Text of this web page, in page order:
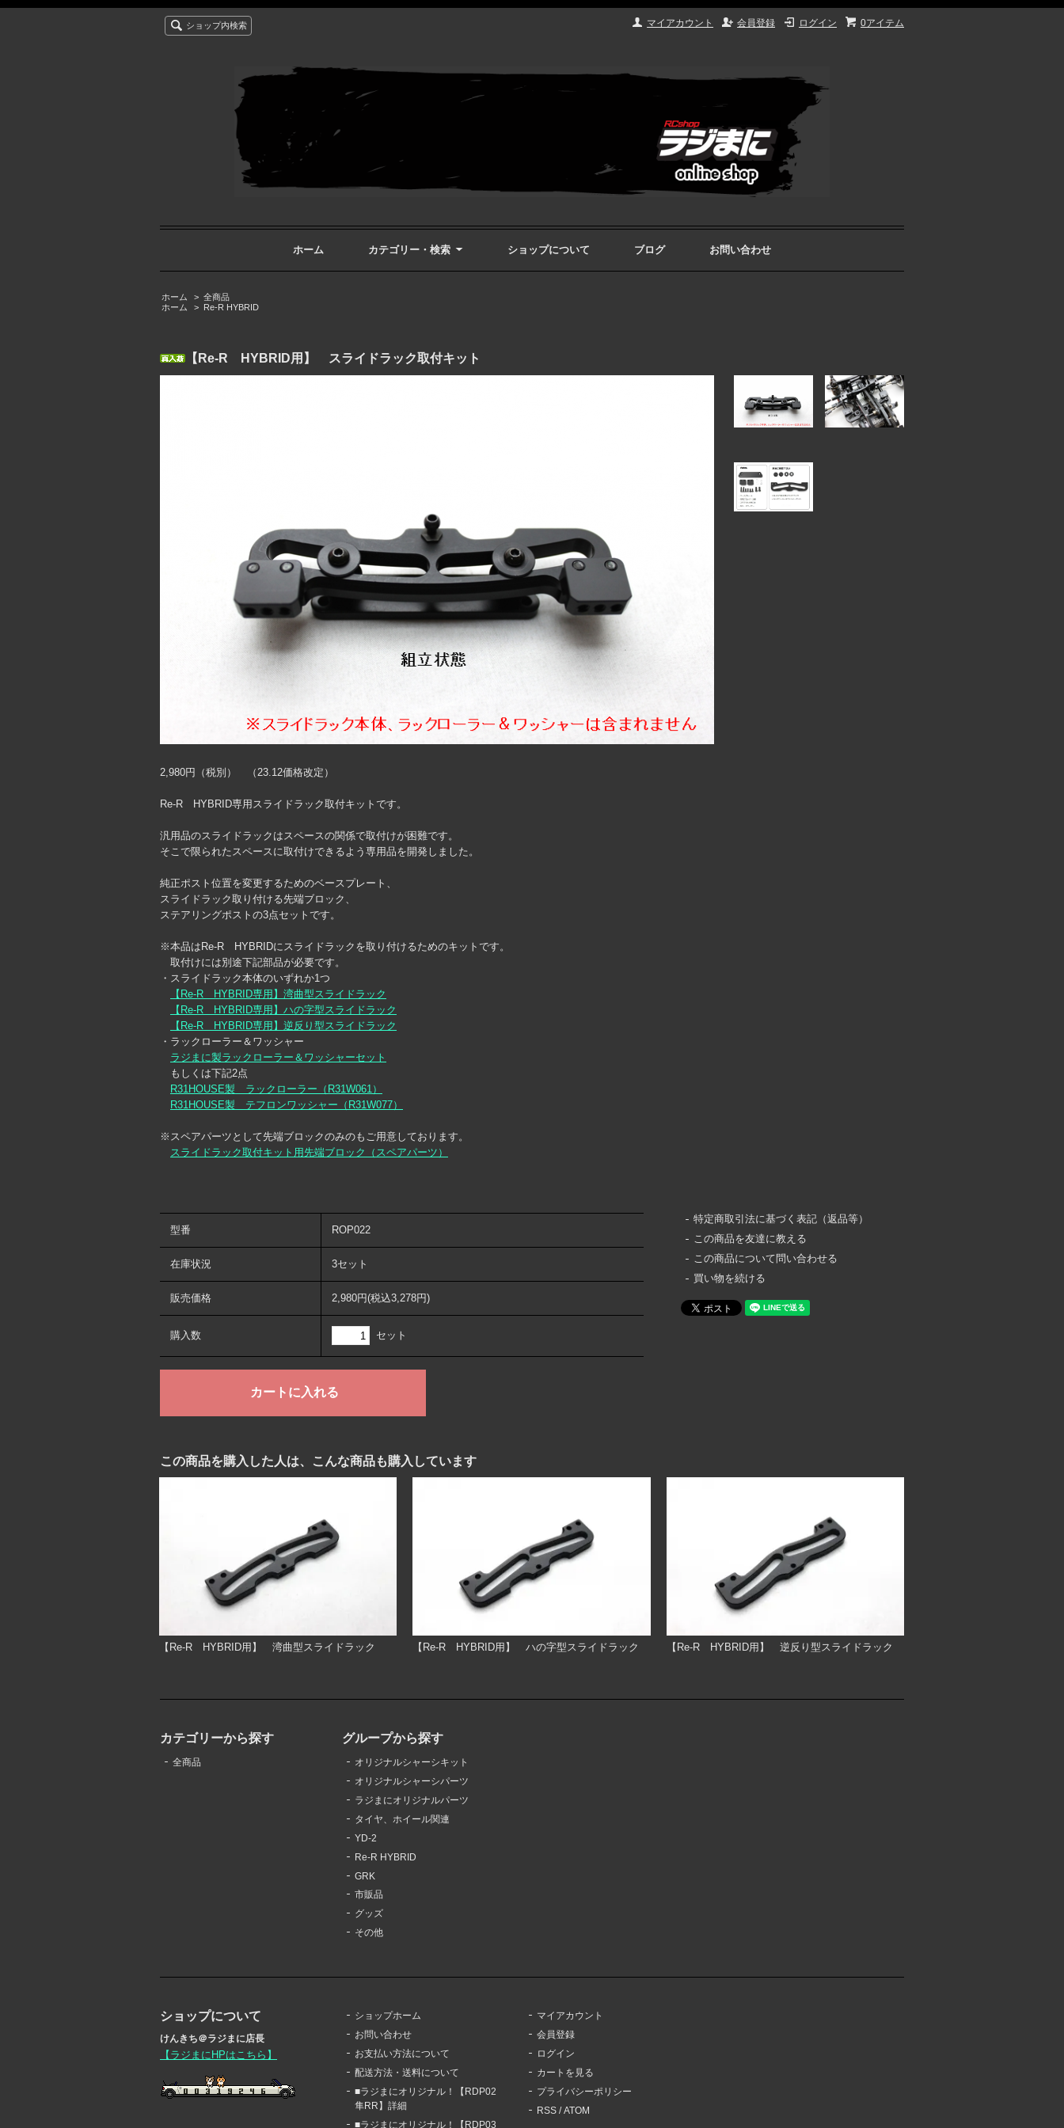
0アイテム
ログイン
会員登録
マイアカウント
ショップ内検索
ホーム カテゴリー・検索 ショップについて ブログ お問い合わせ
ホーム > 全商品
ホーム
> Re-R HYBRID
【Re-R HYBRID用】 スライドラック取付キット
2,980円（税別） （23.12価格改定）
Re-R HYBRID専用スライドラック取付キットです。
汎用品のスライドラックはスペースの関係で取付けが困難です。
そこで限られたスペースに取付けできるよう専用品を開発しました。
純正ポスト位置を変更するためのベースプレート、
スライドラック取り付ける先端ブロック、
ステアリングポストの3点セットです。
※本品はRe-R HYBRIDにスライドラックを取り付けるためのキットです。
取付けには別途下記部品が必要です。
・スライドラック本体のいずれか1つ
【Re-R HYBRID専用】湾曲型スライドラック
【Re-R HYBRID専用】ハの字型スライドラック
【Re-R HYBRID専用】逆反り型スライドラック
・ラックローラー＆ワッシャー
ラジまに製ラックローラー＆ワッシャーセット
もしくは下記2点
R31HOUSE製 ラックローラー（R31W061）
R31HOUSE製 テフロンワッシャー（R31W077）
※スペアパーツとして先端ブロックのみのもご用意しております。
スライドラック取付キット用先端ブロック（スペアパーツ）
型番 ROP022
在庫状況 3セット
販売価格 2,980円(税込3,278円)
購入数 セット
特定商取引法に基づく表記（返品等）
この商品を友達に教える
この商品について問い合わせる
買い物を続ける
この商品を購入した人は、こんな商品も購入しています
【Re-R HYBRID用】 湾曲型スライドラック 【Re-R HYBRID用】 ハの字型スライドラック 【Re-R HYBRID用】 逆反り型スライドラック
カテゴリーから探す
全商品
グループから探す
オリジナルシャーシキット
オリジナルシャーシパーツ
ラジまにオリジナルパーツ
タイヤ、ホイール関連
YD-2
Re-R HYBRID
GRK
市販品
グッズ
その他
ショップについて
けんきち＠ラジまに店長
【ラジまにHPはこちら】
ショップホーム
お問い合わせ
お支払い方法について
配送方法・送料について
■ラジまにオリジナル！【RDP02
隼RR】詳細
■ラジまにオリジナル！【RDP03
マイアカウント
会員登録
ログイン
カートを見る
プライバシーポリシー
RSS /ATOM